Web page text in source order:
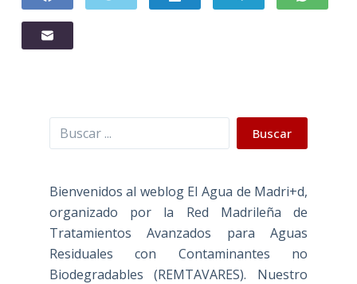
Buscar Buscar
Bienvenidos al weblog El Agua de Madri+d,
organizado por la Red Madrileña de
Tratamientos Avanzados para Aguas
Residuales con Contaminantes no
Biodegradables (REMTAVARES). Nuestro